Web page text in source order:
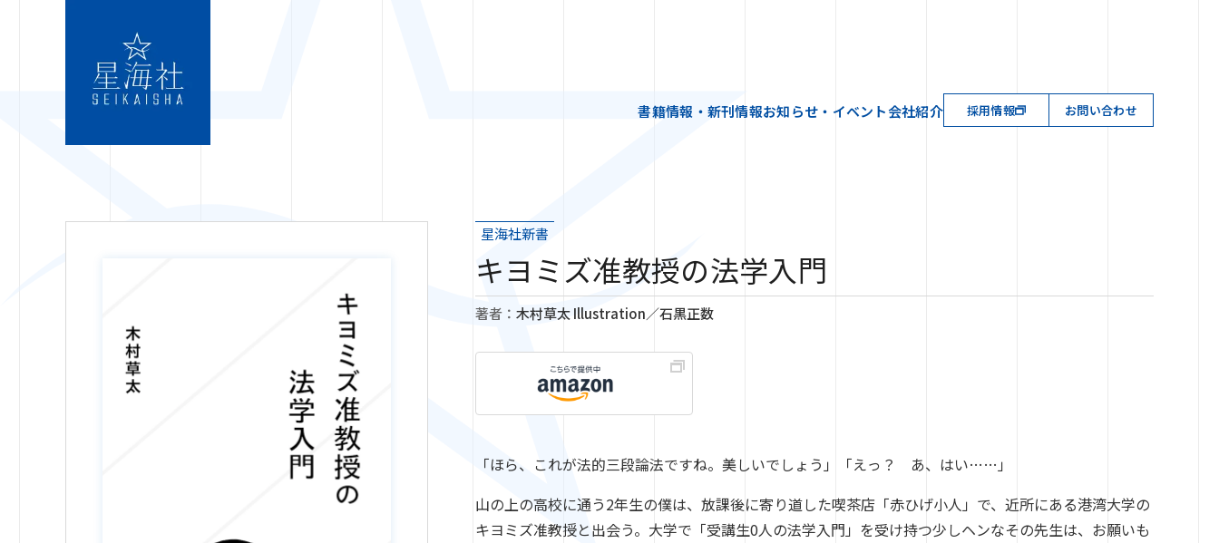
書籍情報・新刊情報お知らせ・イベント会社紹介 採用情報 お問い合わせ
星海社新書
キヨミズ准教授の法学入門
著者： 木村草太 Illustration／石黒正数
「ほら、これが法的三段論法ですね。美しいでしょう」「えっ？ あ、はい……」
山の上の高校に通う2年生の僕は、放課後に寄り道した喫茶店「赤ひげ小人」で、近所にある港湾大学の
キヨミズ准教授と出会う。大学で「受講生0人の法学入門」を受け持つ少しヘンなその先生は、お願いも